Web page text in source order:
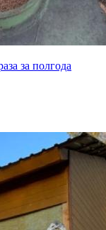
за полгода